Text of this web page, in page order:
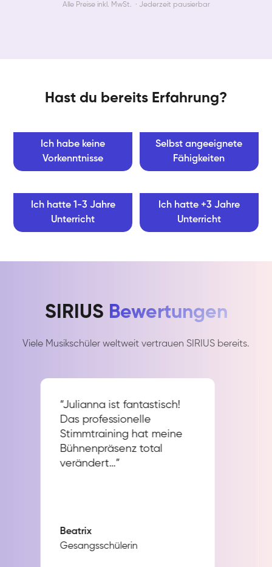
Alle Preise inkl. MwSt. · Jederzeit pausierbar
Hast du bereits Erfahrung?
Ich habe keine
Vorkenntnisse
Selbst angeeignete
Fähigkeiten
Ich hatte 1-3 Jahre
Unterricht
Ich hatte +3 Jahre
Unterricht
SIRIUS Bewertungen
Viele Musikschüler weltweit vertrauen SIRIUS bereits.
“Julianna ist fantastisch!
Das professionelle
Stimmtraining hat meine
Bühnenpräsenz total
verändert…”
Beatrix
Gesangsschülerin